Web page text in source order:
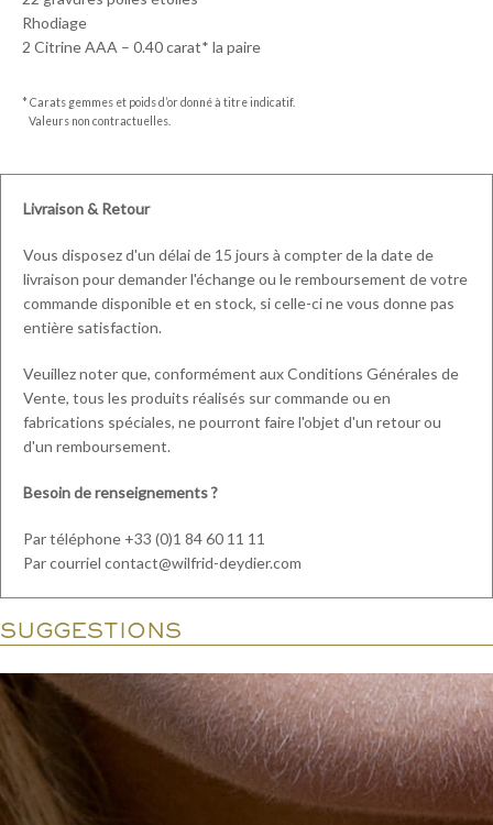
Rhodiage
2 Citrine AAA – 0.40 carat* la paire
* Carats gemmes et poids d’or donné à titre indicatif.
Valeurs non contractuelles.
Livraison & Retour
Vous disposez d'un délai de 15 jours à compter de la date de
livraison pour demander l'échange ou le remboursement de votre
commande disponible et en stock, si celle-ci ne vous donne pas
entière satisfaction.
Veuillez noter que, conformément aux Conditions Générales de
Vente, tous les produits réalisés sur commande ou en
fabrications spéciales, ne pourront faire l'objet d'un retour ou
d'un remboursement.
Besoin de renseignements ?
Par téléphone +33 (0)1 84 60 11 11
Par courriel contact@wilfrid-deydier.com
SUGGESTIONS